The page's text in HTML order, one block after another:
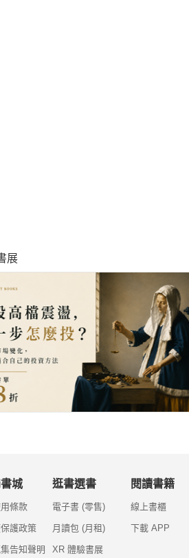
展
城
條款
護政策
告知聲明
逛書選書
電子書 (零售)
月讀包 (月租)
XR 體驗書展
閱讀書籍
線上書櫃
下載 APP